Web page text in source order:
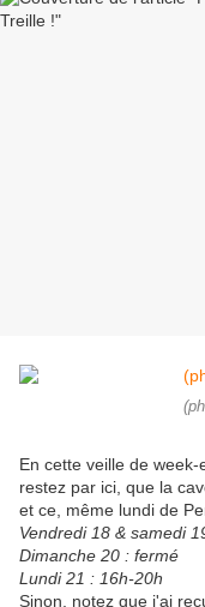
En cette veille de
restez par ici, que la
et ce, même lundi de
Vendredi 18 & samedi
Dimanche 20 : fermé
Lundi 21 : 16h-20h
Sinon, notez que j'ai